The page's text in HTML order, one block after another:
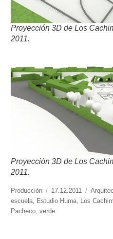
Proyección 3D de Los
2011.
Proyección 3D de Los
2011.
https://www.experimenta.es/author/
Producción
Publicado
el
17.12.2011
escuela, Estudio Huma, Los
Pacheco,verde